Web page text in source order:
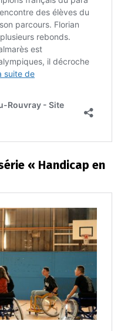
« Handicap en